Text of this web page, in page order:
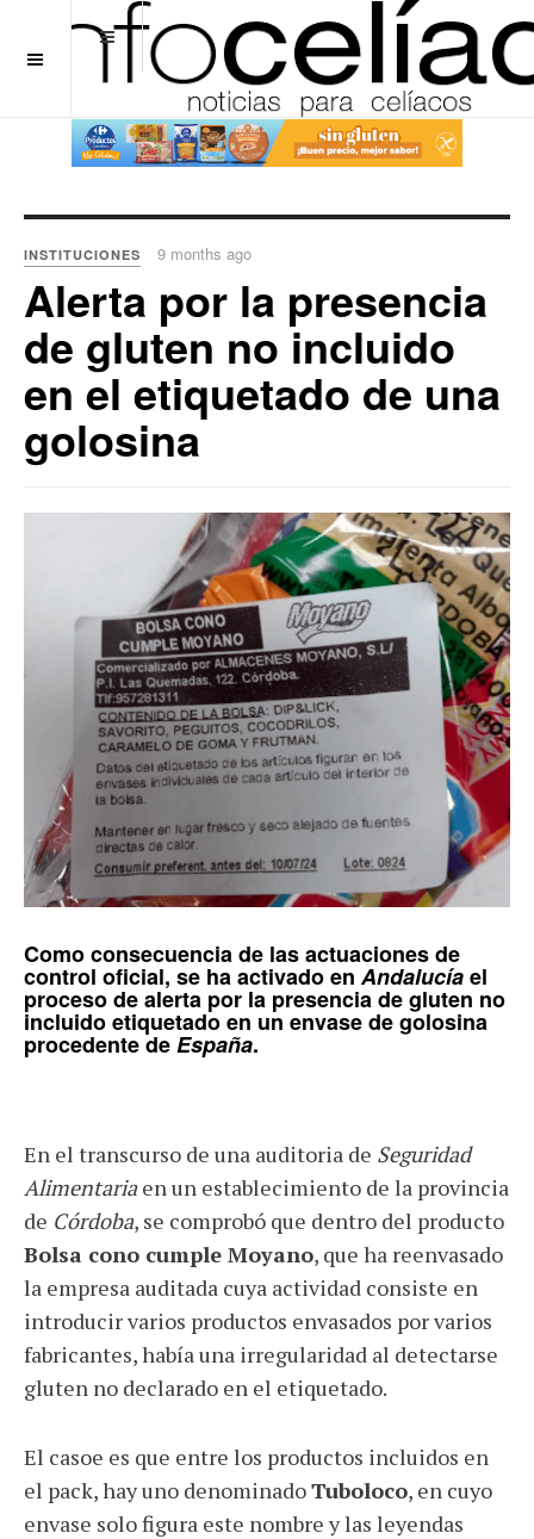
INSTITUCIONES 9 months ago
Alerta por la presencia
de gluten no incluido
en el etiquetado de una
golosina
Como consecuencia de las actuaciones de
control oficial, se ha activado en Andalucíael
proceso de alerta por la presencia degluten no
incluido etiquetadoen un envase de golosina
procedente deEspaña.
En el transcurso de una auditoria de Seguridad
Alimentariaen un establecimiento de la provincia
de Córdoba, se comprobó que dentro del producto
Bolsa cono cumple Moyano, que ha reenvasado
la empresa auditada cuya actividad consiste en
introducir varios productos envasados por varios
fabricantes, había una irregularidad al detectarse
gluten no declarado en el etiquetado.
El casoe es que entre los productos incluidos en
el pack, hay uno denominadoTuboloco, en cuyo
envase solo figura este nombre y las leyendas